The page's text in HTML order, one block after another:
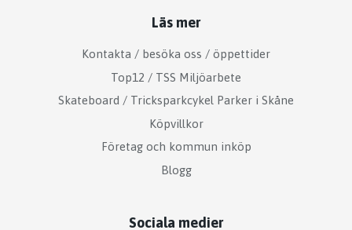
Läs mer
Kontakta / besöka oss / öppettider
Top12 / TSS Miljöarbete
Skateboard / Tricksparkcykel Parker i Skåne
Köpvillkor
Företag och kommun inköp
Blogg
Sociala medier